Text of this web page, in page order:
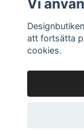
© 2026
Vi
att fortsätta
cookies.